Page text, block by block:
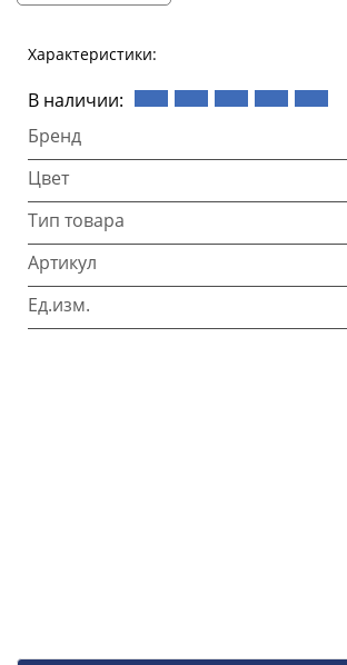
Характеристики:
В наличии:
Бренд
Цвет
Тип товара
Артикул
Ед.изм.